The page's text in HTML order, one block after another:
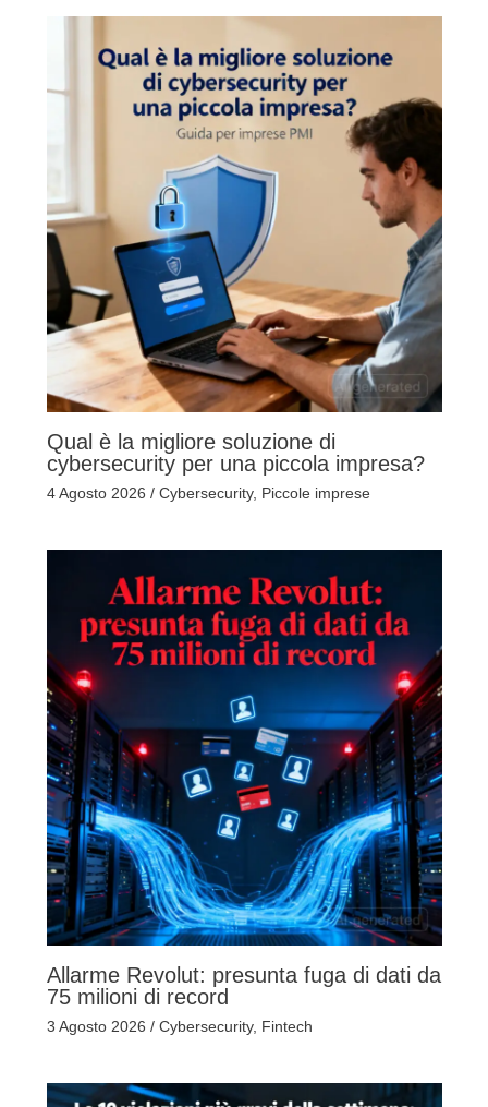
Qual è la migliore soluzione di
cybersecurity per una piccola impresa?
4 Agosto 2026 / Cybersecurity, Piccole imprese
Allarme Revolut: presunta fuga di dati da
75 milioni di record
3 Agosto 2026 / Cybersecurity, Fintech